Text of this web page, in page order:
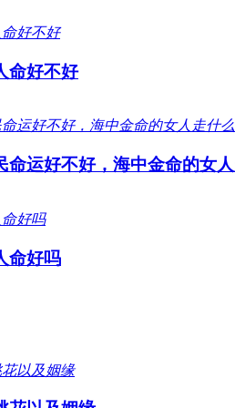
命好不好
命运好不好，海中金命的女
命好吗